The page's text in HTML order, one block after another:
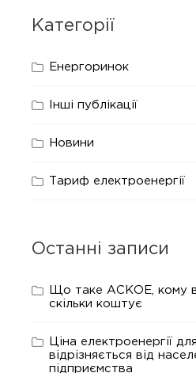
Категорії
Енергоринок
Інші публікації
Новини
Тариф електроенергії
Останні записи
Що таке АСКОЕ, кому
скільки коштує
Ціна електроенергії
відрізняється від
підприємства